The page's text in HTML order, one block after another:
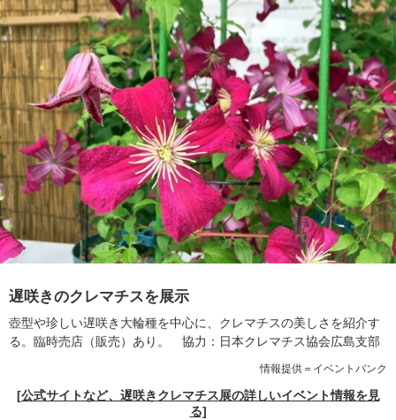
遅咲きのクレマチスを展示
壺型や珍しい遅咲き大輪種を中心に、クレマチスの美しさを紹介す
る。臨時売店（販売）あり。 協力：日本クレマチス協会広島支部
情報提供＝イベントバンク
[公式サイトなど、遅咲きクレマチス展の詳しいイベント情報を見
る]